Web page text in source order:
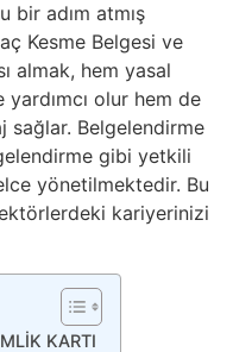
bir adım atmış
Kesme Belgesi ve
almak, hem yasal
olur hem de
sağlar. Belgelendirme
gibi yetkili
yönetilmektedir. Bu
kariyerinizi
KARTI